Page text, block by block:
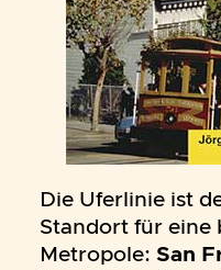
Die Uferlinie ist
Standort für eine
Metropole: San